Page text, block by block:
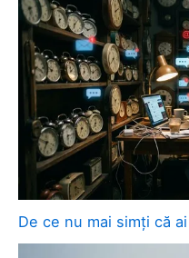
De ce nu mai simți că